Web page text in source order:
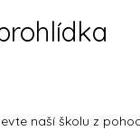
naší školu z